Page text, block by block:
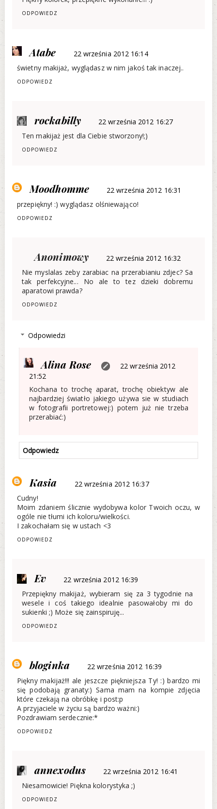
ODPOWIEDZ
Atabe
22 września 2012 16:14
świetny makijaż, wyglądasz w nim jakoś tak inaczej..
ODPOWIEDZ
rockabilly
22 września 2012 16:27
Ten makijaż jest dla Ciebie stworzony!;)
ODPOWIEDZ
Moodhomme
22 września 2012 16:31
przepiękny! :) wyglądasz olśniewająco!
ODPOWIEDZ
Anonimowy
22 września 2012 16:32
Nie myslalas zeby zarabiac na przerabianiu zdjec? Sa
tak perfekcyjne... No ale to tez dzieki dobremu
aparatowi prawda?
ODPOWIEDZ
Odpowiedzi
Alina Rose
22 września 2012
21:52
Kochana to trochę aparat, trochę obiektyw ale
najbardziej światło jakiego używa sie w studiach
w fotografii portretowej:) potem już nie trzeba
przerabiać:)
Odpowiedz
Kasia
22 września 2012 16:37
Cudny!
Moim zdaniem ślicznie wydobywa kolor Twoich oczu, w
ogóle nie tłumi ich koloru/wielkości.
I zakochałam się w ustach <3
ODPOWIEDZ
Ev
22 września 2012 16:39
Przepiękny makijaż, wybieram się za 3 tygodnie na
wesele i coś takiego idealnie pasowałoby mi do
sukienki ;) Może się zainspiruję...
ODPOWIEDZ
bloginka
22 września 2012 16:39
Piękny makijaż!!! ale jeszcze piękniejsza Ty! :) bardzo mi
się podobają granaty:) Sama mam na kompie zdjęcia
które czekają na obróbkę i post:p
A przyjaciele w życiu są bardzo ważni:)
Pozdrawiam serdecznie:*
ODPOWIEDZ
annexodus
22 września 2012 16:41
Niesamowicie! Piękna kolorystyka ;)
ODPOWIEDZ